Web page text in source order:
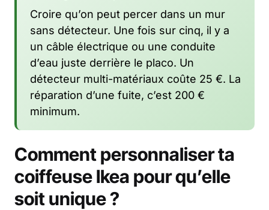
Croire qu’on peut percer dans un mur
sans détecteur. Une fois sur cinq, il y a
un câble électrique ou une conduite
d’eau juste derrière le placo. Un
détecteur multi-matériaux coûte 25 €. La
réparation d’une fuite, c’est 200 €
minimum.
Comment personnaliser ta
coiffeuse Ikea pour qu’elle
soit unique ?